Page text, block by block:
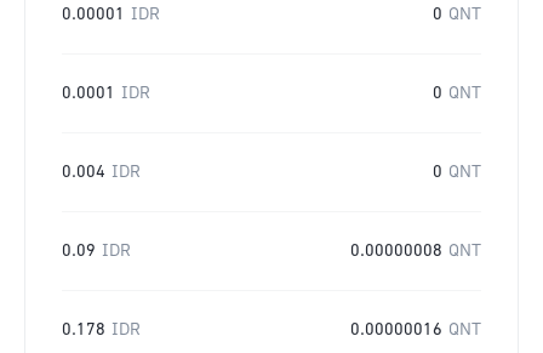
0.00001 IDR 0 QNT
0.0001 IDR 0 QNT
0.004 IDR 0 QNT
0.09 IDR 0.00000008 QNT
0.178 IDR 0.00000016 QNT